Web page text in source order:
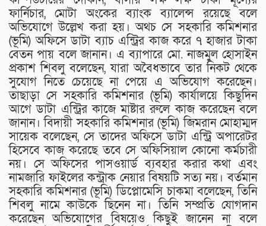
ফার্নিচার, মোটা অংকের ব্যাংক ব্যালেন্স রয়েছে বলে
অভিযোগে উল্লেখ করা হয়। অথচ সে সহকারি কমিশনার
(ভূমি) অফিসে ডাটা ব্যাচ এন্ট্রির কাজ করে ৭ হাজার টাকা
বেতন পায় বলে জানান। এ ব্যাপারে মো. নাজমুল হোসাইন
প্রকাশ শিবলু বলেছেন, যারা অবৈধভাবে তার নিকট থেকে
সুযোগ নিতে চেয়েছে না পেয়ে এ অভিযোগ করেছেন।
তাছাড়া সে সহকারি কমিশনার (ভূমি) কার্যালয়ে কিছুদিন
আগে ডাটা এন্ট্রির কাজে মাষ্টার রুলে কাজ করেছেন বলে
জানান। বিদায়ী সহকারি কমিশনার (ভূমি) জিমরান মোহাম্মদ
সায়েক বলেছেন, সে তাদের অফিসে ডাটা এন্ট্রি অপারেটর
হিসেবে কাজ করেছে তবে সে অফিসিয়াল কোনো কর্মচারী
নয়। সে অফিসের পাসওয়ার্ড ব্যবহার করার কথা এবং
নামজারি ফাইলের কন্ট্রাক নেয়ার বিষয়টি সত্য নয়। বর্তমান
সহকারি কমিশনার (ভূমি) ডিপ্লোমেসি চাকমা বলেছেন, তিনি
শিবলু নামে কাউকে ছিনেন না। তিনি সম্প্রতি যোগদান
করেছেন অভিযোগের বিষয়েও কিছুই জানেন না বলে